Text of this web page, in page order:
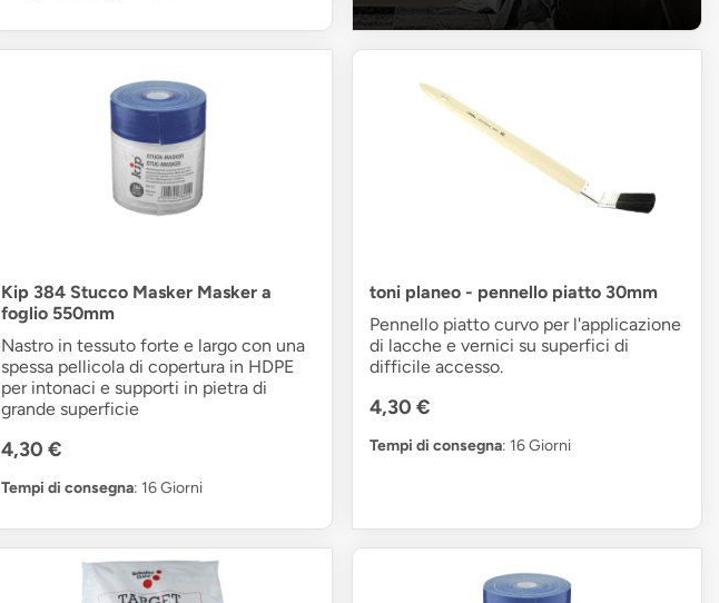
Kip 384 Stucco Masker Masker a
foglio 550mm
Nastro in tessuto forte e largo con una
spessa pellicola di copertura in HDPE
per intonaci e supporti in pietra di
grande superficie
4,30 €
Tempi di consegna: 16 Giorni
toni planeo - pennello piatto 30mm
Pennello piatto curvo per l'applicazione
di lacche e vernici su superfici di
difficile accesso.
4,30 €
Tempi di consegna: 16 Giorni